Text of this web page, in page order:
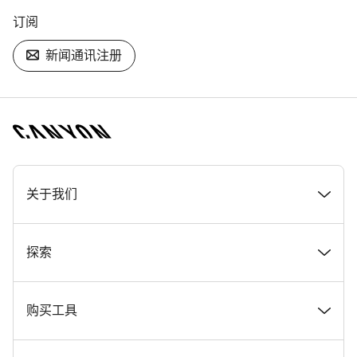
订阅
新闻通讯注册
[footer.linksList.title]
关于我们
奖项
在 Canyon 工作
探索
新闻和故事
购买工具